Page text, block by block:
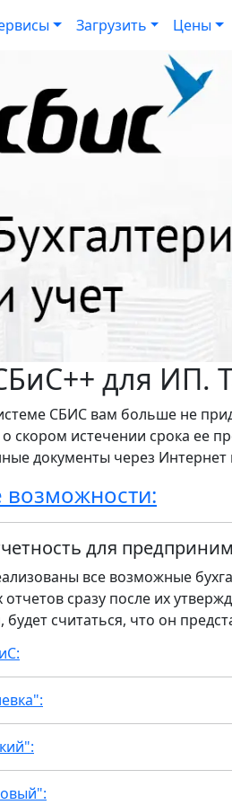
Загрузить Цены
для ИП.
СБИС вам больше не
скором истечении срока ее
документы через
возможности:
для
все возможные
сразу после их
считаться, что он